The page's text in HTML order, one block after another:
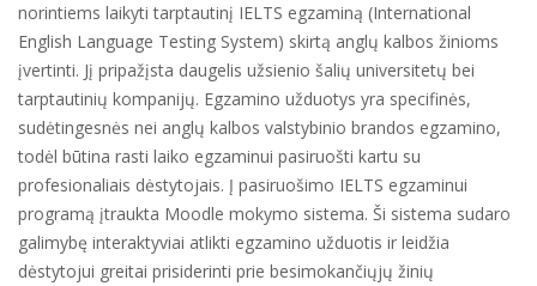
norintiems laikyti tarptautinį IELTS egzaminą (International
English Language Testing System) skirtą anglų kalbos žinioms
įvertinti. Jį pripažįsta daugelis užsienio šalių universitetų bei
tarptautinių kompanijų. Egzamino užduotys yra specifinės,
sudėtingesnės nei anglų kalbos valstybinio brandos egzamino,
todėl būtina rasti laiko egzaminui pasiruošti kartu su
profesionaliais dėstytojais. Į pasiruošimo IELTS egzaminui
programą įtraukta Moodle mokymo sistema. Ši sistema sudaro
galimybę interaktyviai atlikti egzamino užduotis ir leidžia
dėstytojui greitai prisiderinti prie besimokančiųjų žinių